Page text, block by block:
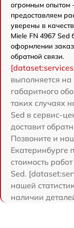
огромным опытом
предоставляем
уверены в
Miele FN 4967 Sed
оформлении
обратной связи.
выполняется на
габаритного
таких случаях
Sed в сервис-
доставит
Позвоните и
Екатеринбурге
стоимость
Sed.
нашей
наличии